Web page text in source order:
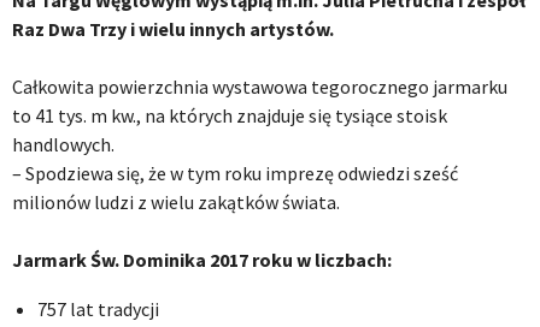
Raz Dwa Trzy i wielu innych artystów.
Całkowita powierzchnia wystawowa tegorocznego jarmarku
to 41 tys. m kw., na których znajduje się tysiące stoisk
handlowych.
– Spodziewa się, że w tym roku imprezę odwiedzi sześć
milionów ludzi z wielu zakątków świata.
Jarmark Św. Dominika 2017 roku w liczbach:
757 lat tradycji